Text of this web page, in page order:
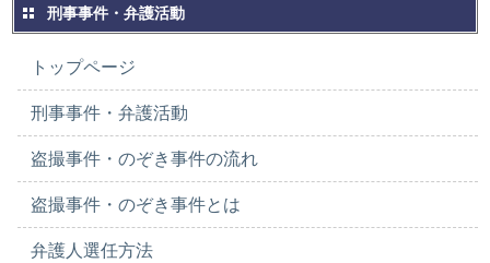
刑事事件・弁護活動
トップページ
刑事事件・弁護活動
盗撮事件・のぞき事件の流れ
盗撮事件・のぞき事件とは
弁護人選任方法